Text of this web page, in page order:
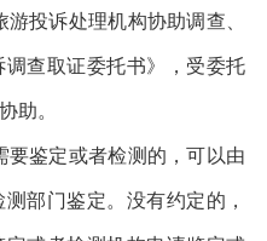
投诉处理机构协助调查、
查取证委托书》，受委托
予以协助。
鉴定或者检测的，可以由
部门鉴定。没有约定的，